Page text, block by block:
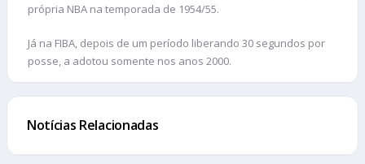
própria NBA na temporada de 1954/55.
Já na FIBA, depois de um período liberando 30 segundos por
posse, a adotou somente nos anos 2000.
Notícias Relacionadas